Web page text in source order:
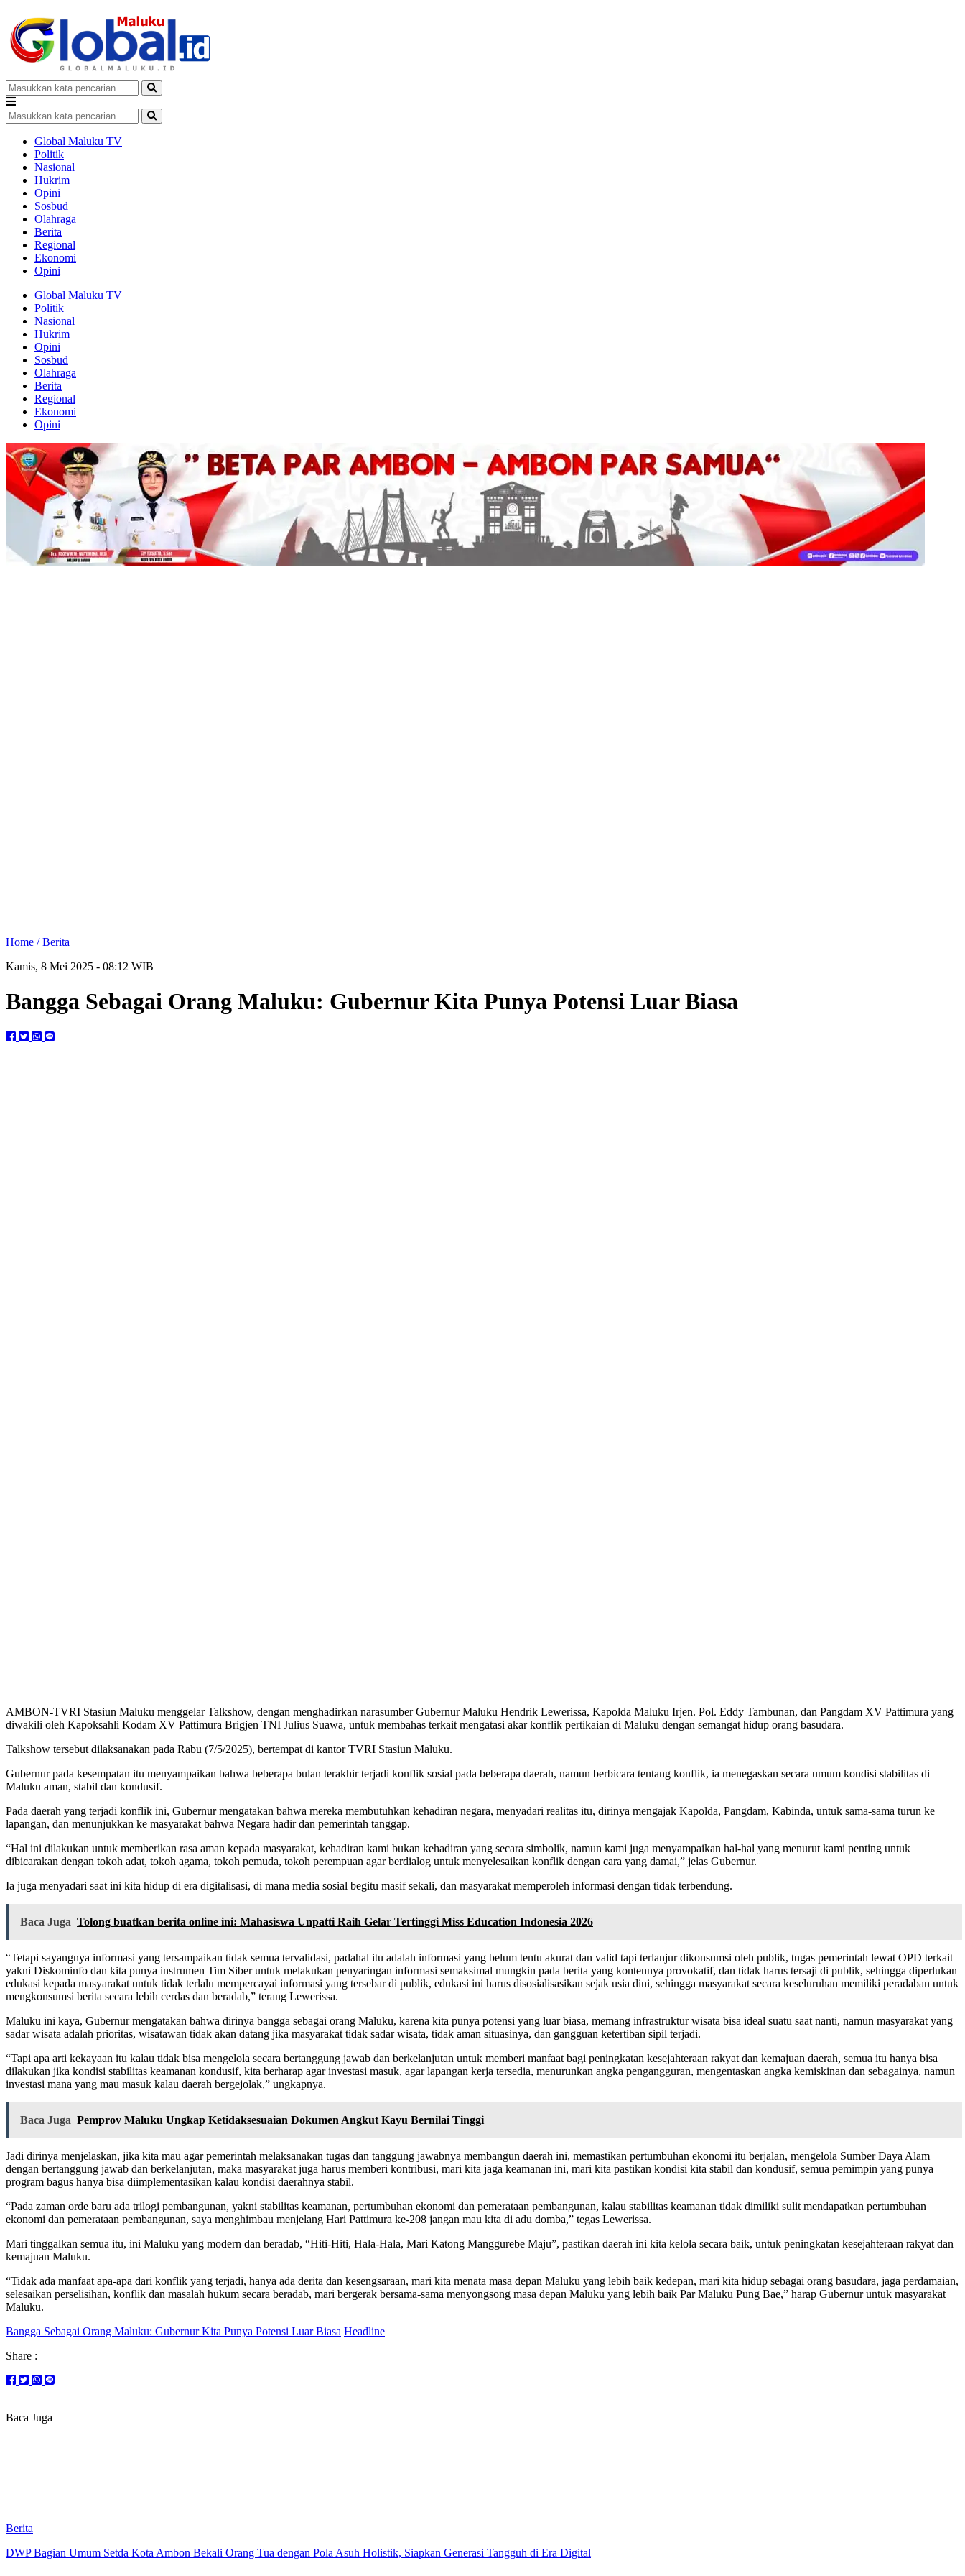
Global Maluku TV
Politik
Nasional
Hukrim
Opini
Sosbud
Olahraga
Berita
Regional
Ekonomi
Opini
Global Maluku TV
Politik
Nasional
Hukrim
Opini
Sosbud
Olahraga
Berita
Regional
Ekonomi
Opini
Home /Berita
Kamis, 8 Mei 2025 - 08:12 WIB
Bangga Sebagai Orang Maluku: Gubernur Kita Punya Potensi Luar Biasa
AMBON-TVRI Stasiun Maluku menggelar Talkshow, dengan menghadirkan narasumber Gubernur Maluku Hendrik Lewerissa, Kapolda Maluku Irjen. Pol. Eddy Tambunan, dan Pangdam XV Pattimura yang
diwakili oleh Kapoksahli Kodam XV Pattimura Brigjen TNI Julius Suawa, untuk membahas terkait mengatasi akar konflik pertikaian di Maluku dengan semangat hidup orang basudara.
Talkshow tersebut dilaksanakan pada Rabu (7/5/2025), bertempat di kantor TVRI Stasiun Maluku.
Gubernur pada kesempatan itu menyampaikan bahwa beberapa bulan terakhir terjadi konflik sosial pada beberapa daerah, namun berbicara tentang konflik, ia menegaskan secara umum kondisi stabilitas di
Maluku aman, stabil dan kondusif.
Pada daerah yang terjadi konflik ini, Gubernur mengatakan bahwa mereka membutuhkan kehadiran negara, menyadari realitas itu, dirinya mengajak Kapolda, Pangdam, Kabinda, untuk sama-sama turun ke
lapangan, dan menunjukkan ke masyarakat bahwa Negara hadir dan pemerintah tanggap.
“Hal ini dilakukan untuk memberikan rasa aman kepada masyarakat, kehadiran kami bukan kehadiran yang secara simbolik, namun kami juga menyampaikan hal-hal yang menurut kami penting untuk
dibicarakan dengan tokoh adat, tokoh agama, tokoh pemuda, tokoh perempuan agar berdialog untuk menyelesaikan konflik dengan cara yang damai,” jelas Gubernur.
Ia juga menyadari saat ini kita hidup di era digitalisasi, di mana media sosial begitu masif sekali, dan masyarakat memperoleh informasi dengan tidak terbendung.
Baca Juga Tolong buatkan berita online ini: Mahasiswa Unpatti Raih Gelar Tertinggi Miss Education Indonesia 2026
“Tetapi sayangnya informasi yang tersampaikan tidak semua tervalidasi, padahal itu adalah informasi yang belum tentu akurat dan valid tapi terlanjur dikonsumsi oleh publik, tugas pemerintah lewat OPD terkait
yakni Diskominfo dan kita punya instrumen Tim Siber untuk melakukan penyaringan informasi semaksimal mungkin pada berita yang kontennya provokatif, dan tidak harus tersaji di publik, sehingga diperlukan
edukasi kepada masyarakat untuk tidak terlalu mempercayai informasi yang tersebar di publik, edukasi ini harus disosialisasikan sejak usia dini, sehingga masyarakat secara keseluruhan memiliki peradaban untuk
mengkonsumsi berita secara lebih cerdas dan beradab,” terang Lewerissa.
Maluku ini kaya, Gubernur mengatakan bahwa dirinya bangga sebagai orang Maluku, karena kita punya potensi yang luar biasa, memang infrastruktur wisata bisa ideal suatu saat nanti, namun masyarakat yang
sadar wisata adalah prioritas, wisatawan tidak akan datang jika masyarakat tidak sadar wisata, tidak aman situasinya, dan gangguan ketertiban sipil terjadi.
“Tapi apa arti kekayaan itu kalau tidak bisa mengelola secara bertanggung jawab dan berkelanjutan untuk memberi manfaat bagi peningkatan kesejahteraan rakyat dan kemajuan daerah, semua itu hanya bisa
dilakukan jika kondisi stabilitas keamanan kondusif, kita berharap agar investasi masuk, agar lapangan kerja tersedia, menurunkan angka pengangguran, mengentaskan angka kemiskinan dan sebagainya, namun
investasi mana yang mau masuk kalau daerah bergejolak,” ungkapnya.
Baca Juga Pemprov Maluku Ungkap Ketidaksesuaian Dokumen Angkut Kayu Bernilai Tinggi
Jadi dirinya menjelaskan, jika kita mau agar pemerintah melaksanakan tugas dan tanggung jawabnya membangun daerah ini, memastikan pertumbuhan ekonomi itu berjalan, mengelola Sumber Daya Alam
dengan bertanggung jawab dan berkelanjutan, maka masyarakat juga harus memberi kontribusi, mari kita jaga keamanan ini, mari kita pastikan kondisi kita stabil dan kondusif, semua pemimpin yang punya
program bagus hanya bisa diimplementasikan kalau kondisi daerahnya stabil.
“Pada zaman orde baru ada trilogi pembangunan, yakni stabilitas keamanan, pertumbuhan ekonomi dan pemerataan pembangunan, kalau stabilitas keamanan tidak dimiliki sulit mendapatkan pertumbuhan
ekonomi dan pemerataan pembangunan, saya menghimbau menjelang Hari Pattimura ke-208 jangan mau kita di adu domba,” tegas Lewerissa.
Mari tinggalkan semua itu, ini Maluku yang modern dan beradab, “Hiti-Hiti, Hala-Hala, Mari Katong Manggurebe Maju”, pastikan daerah ini kita kelola secara baik, untuk peningkatan kesejahteraan rakyat dan
kemajuan Maluku.
“Tidak ada manfaat apa-apa dari konflik yang terjadi, hanya ada derita dan kesengsaraan, mari kita menata masa depan Maluku yang lebih baik kedepan, mari kita hidup sebagai orang basudara, jaga perdamaian,
selesaikan perselisihan, konflik dan masalah hukum secara beradab, mari bergerak bersama-sama menyongsong masa depan Maluku yang lebih baik Par Maluku Pung Bae,” harap Gubernur untuk masyarakat
Maluku.
Bangga Sebagai Orang Maluku: Gubernur Kita Punya Potensi Luar Biasa Headline
Share :
Baca Juga
Berita
DWP Bagian Umum Setda Kota Ambon Bekali Orang Tua dengan Pola Asuh Holistik, Siapkan Generasi Tangguh di Era Digital